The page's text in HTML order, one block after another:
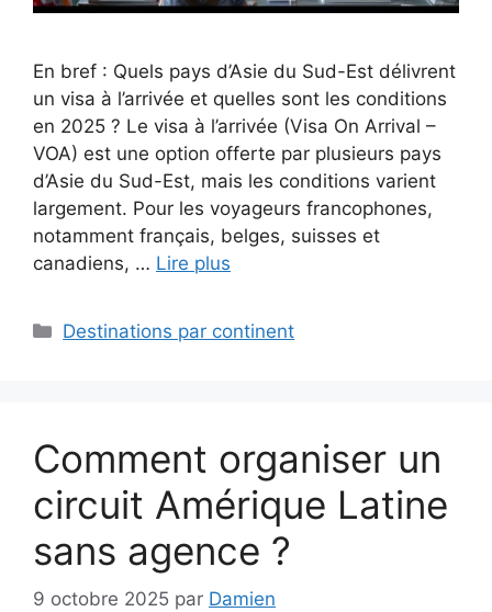
En bref : Quels pays d’Asie du Sud-Est délivrent
un visa à l’arrivée et quelles sont les conditions
en 2025 ? Le visa à l’arrivée (Visa On Arrival –
VOA) est une option offerte par plusieurs pays
d’Asie du Sud-Est, mais les conditions varient
largement. Pour les voyageurs francophones,
notamment français, belges, suisses et
canadiens, … Lire plus
Catégories
Destinations par continent
Comment organiser un
circuit Amérique Latine
sans agence ?
9 octobre 2025 par Damien